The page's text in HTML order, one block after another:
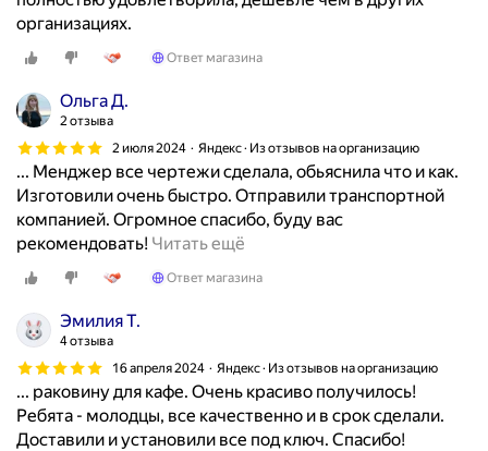
организациях.
Ответ магазина
Ольга Д.
2 отзыва
2 июля 2024
Яндекс · Из отзывов на организацию
... Менджер все чертежи сделала, обьяснила что и как.
Изготовили очень быстро. Отправили транспортной
компанией. Огромное спасибо, буду вас
рекомендовать! Читать ещё
л
а
з
а
Ответ магазина
Эмилия Т.
4 отзыва
16 апреля 2024
Яндекс · Из отзывов на организацию
... раковину для кафе. Очень красиво получилось!
Ребята - молодцы, все качественно и в срок сделали.
Доставили и установили все под ключ. Спасибо!